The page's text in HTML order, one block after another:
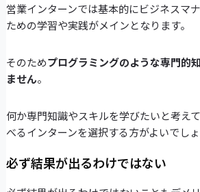
営業インターンでは基本的にビジネスマ
ための学習や実践がメインとなります。
そのためプログラミングのような専門的
ません。
何か専門知識やスキルを学びたいと考え
べるインターンを選択する方がよいでしょ
必ず結果が出るわけではない